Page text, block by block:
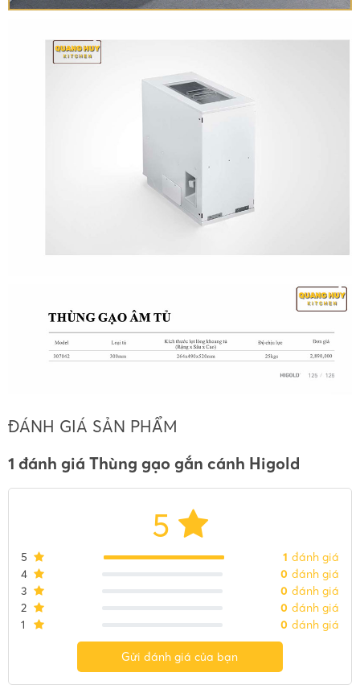
ĐÁNH GIÁ SẢN PHẨM
1 đánh giá Thùng gạo gắn cánh Higold
5
5 1 đánh giá
4
0 đánh giá
3
0 đánh giá
2
0 đánh giá
1
0 đánh giá
Gửi đánh giá của bạn